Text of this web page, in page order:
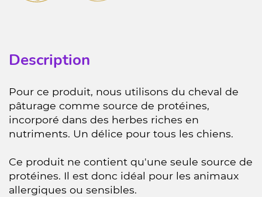
Description
Pour ce produit, nous utilisons du cheval de
pâturage comme source de protéines,
incorporé dans des herbes riches en
nutriments. Un délice pour tous les chiens.
Ce produit ne contient qu'une seule source de
protéines. Il est donc idéal pour les animaux
allergiques ou sensibles.